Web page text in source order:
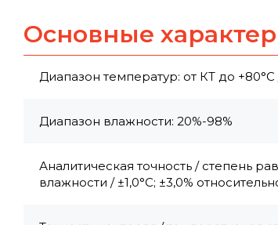
Основные
Диапазон температур: от КТ до +80°С
Диапазон влажности: 20%-98%
Аналитическая точность / степень
влажности / ±1,0°C; ±3,0%